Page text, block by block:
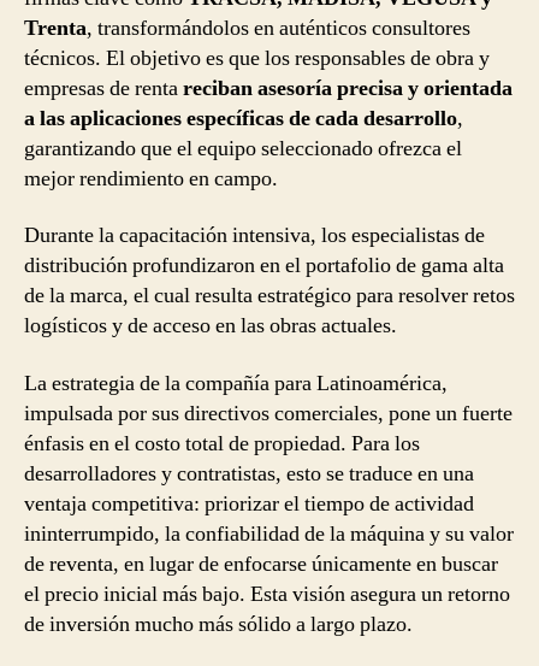
Trenta, transformándolos en auténticos consultores
técnicos. El objetivo es que los responsables de obra y
empresas de rentareciban asesoría precisa y orientada
a las aplicaciones específicas de cada desarrollo,
garantizando que el equipo seleccionado ofrezca el
mejor rendimiento en campo.
Durante la capacitación intensiva, los especialistas de
distribución profundizaron en el portafolio de gama alta
de la marca, el cual resulta estratégico para resolver retos
logísticos y de acceso en las obras actuales.
La estrategia de la compañía para Latinoamérica,
impulsada por sus directivos comerciales, pone un fuerte
énfasis en el costo total de propiedad. Para los
desarrolladores y contratistas, esto se traduce en una
ventaja competitiva: priorizar el tiempo de actividad
ininterrumpido, la confiabilidad de la máquina y su valor
de reventa, en lugar de enfocarse únicamente en buscar
el precio inicial más bajo. Esta visión asegura un retorno
de inversión mucho más sólido a largo plazo.